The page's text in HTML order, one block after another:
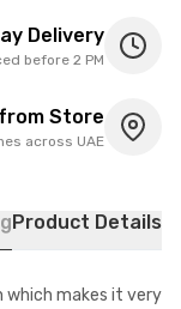
Delivery
before 2 PM
Store
across UAE
Product Details
which makes it very